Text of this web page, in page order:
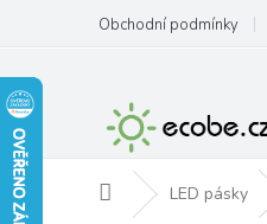
obsah
Obchodní podmínky
Domů LED pásky